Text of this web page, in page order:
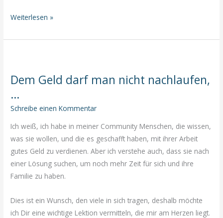
Wenn
Liebe
Weiterlesen »
Dem Geld darf man nicht nachlaufen,
…
Schreibe einen Kommentar
Ich weiß, ich habe in meiner Community Menschen, die wissen,
was sie wollen, und die es geschafft haben, mit ihrer Arbeit
gutes Geld zu verdienen. Aber ich verstehe auch, dass sie nach
einer Lösung suchen, um noch mehr Zeit für sich und ihre
Familie zu haben.
Dies ist ein Wunsch, den viele in sich tragen, deshalb möchte
ich Dir eine wichtige Lektion vermitteln, die mir am Herzen liegt.